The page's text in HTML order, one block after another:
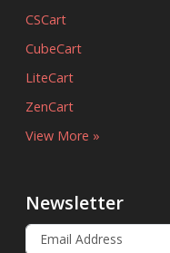
CSCart
CubeCart
LiteCart
ZenCart
View More »
Newsletter